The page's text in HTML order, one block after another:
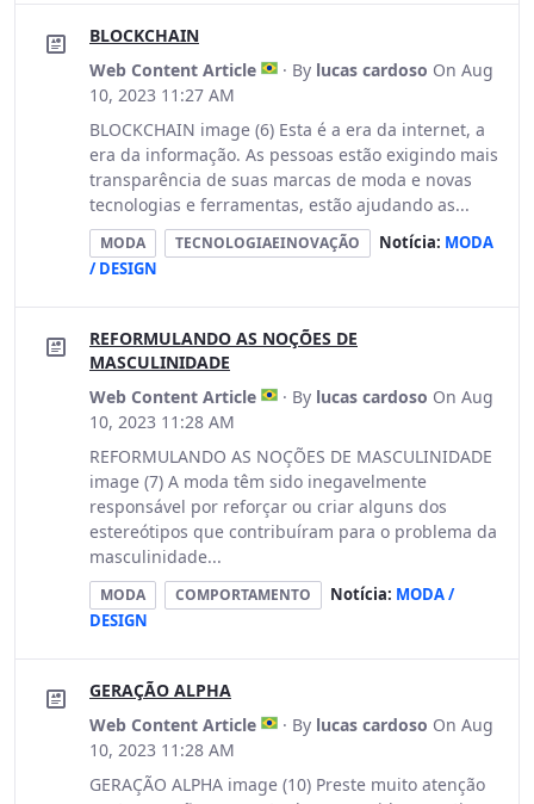
BLOCKCHAIN
Web Content Article
· By lucas cardoso On Aug
10, 2023 11:27 AM
BLOCKCHAIN image (6) Esta é a era da internet, a
era da informação. As pessoas estão exigindo mais
transparência de suas marcas de moda e novas
tecnologias e ferramentas, estão ajudando as...
MODA TECNOLOGIAEINOVAÇÃO Notícia: MODA
/ DESIGN
REFORMULANDO AS NOÇÕES DE
MASCULINIDADE
Web Content Article
· By lucas cardoso On Aug
10, 2023 11:28 AM
REFORMULANDO AS NOÇÕES DE MASCULINIDADE
image (7) A moda têm sido inegavelmente
responsável por reforçar ou criar alguns dos
estereótipos que contribuíram para o problema da
masculinidade...
MODA COMPORTAMENTO Notícia: MODA /
DESIGN
GERAÇÃO ALPHA
Web Content Article
· By lucas cardoso On Aug
10, 2023 11:28 AM
GERAÇÃO ALPHA image (10) Preste muito atenção